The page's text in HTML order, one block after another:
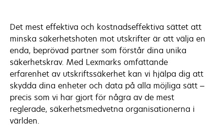
Det mest effektiva och kostnadseffektiva sättet att
minska säkerhetshoten mot utskrifter är att välja en
enda, beprövad partner som förstår dina unika
säkerhetskrav. Med Lexmarks omfattande
erfarenhet av utskriftssäkerhet kan vi hjälpa dig att
skydda dina enheter och data på alla möjliga sätt –
precis som vi har gjort för några av de mest
reglerade, säkerhetsmedvetna organisationerna i
världen.